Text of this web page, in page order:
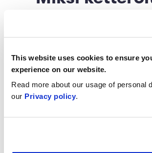
This website uses cookies to ensure
experience on our website.
Read more about our usage of personal
our Privacy policy.
Miksi tutustua ketteryyteen?
oikeastaan tarkoitetaan?
opit ketteryyden